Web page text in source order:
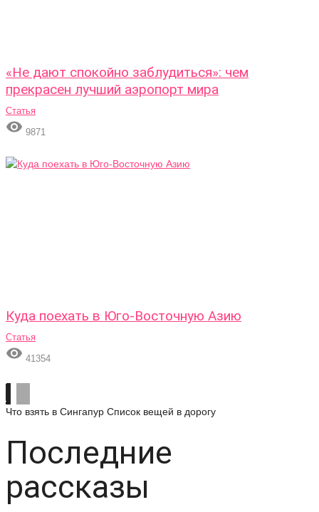
«Не дают спокойно заблудиться»: чем
прекрасен лучший аэропорт мира
Статья
 9871
Куда поехать в Юго-Восточную Азию
Статья
 41354
Что взять в Сингапур Список вещей в дорогу
Последние
рассказы